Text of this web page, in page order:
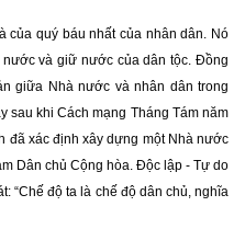
của quý báu nhất của nhân dân. Nó
và giữ nước của dân tộc. Đồng
giữa Nhà nước và nhân dân trong
sau khi Cách mạng Tháng Tám năm
đã xác định xây dựng một Nhà nước
Dân chủ Cộng hòa. Độc lập - Tự do
“Chế độ ta là chế độ dân chủ, nghĩa